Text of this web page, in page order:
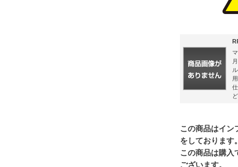
この商品はイン
をしております。
この商品は購入
ございます。